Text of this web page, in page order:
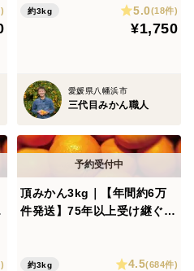
約3kg 5.0(18件)
¥1,750
愛媛県八幡浜市
三代目みかん職人
頂みかん3kg｜【年間約6万
件発送】75年以上受け継ぐ、
約3kg 4.5(684件)